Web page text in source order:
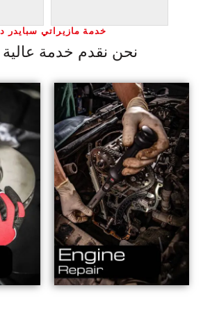
خدمة مازيراتي سبايدر
نحن نقدم خدمة عالية